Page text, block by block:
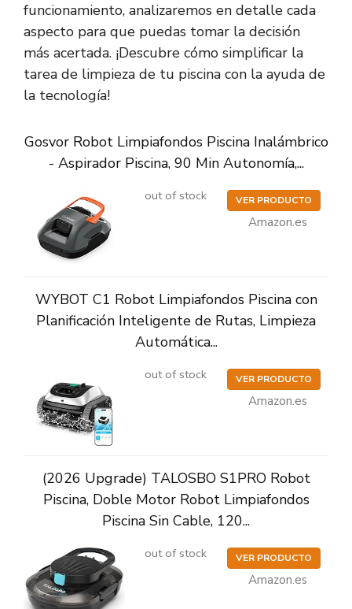
funcionamiento, analizaremos en detalle cada
aspecto para que puedas tomar la decisión
más acertada. ¡Descubre cómo simplificar la
tarea de limpieza de tu piscina con la ayuda de
la tecnología!
Gosvor Robot Limpiafondos Piscina Inalámbrico
- Aspirador Piscina, 90 Min Autonomía,...
out of stock VER PRODUCTO
Amazon.es
WYBOT C1 Robot Limpiafondos Piscina con
Planificación Inteligente de Rutas, Limpieza
Automática...
out of stock VER PRODUCTO
Amazon.es
(2026 Upgrade) TALOSBO S1PRO Robot
Piscina, Doble Motor Robot Limpiafondos
Piscina Sin Cable, 120...
out of stock VER PRODUCTO
Amazon.es